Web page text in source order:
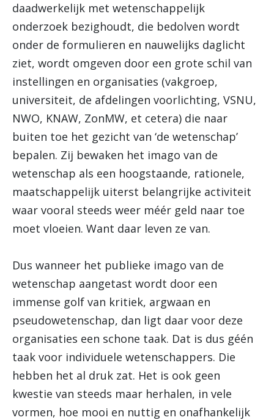
daadwerkelijk met wetenschappelijk
onderzoek bezighoudt, die bedolven wordt
onder de formulieren en nauwelijks daglicht
ziet, wordt omgeven door een grote schil van
instellingen en organisaties (vakgroep,
universiteit, de afdelingen voorlichting, VSNU,
NWO, KNAW, ZonMW, et cetera) die naar
buiten toe het gezicht van ‘de wetenschap’
bepalen. Zij bewaken het imago van de
wetenschap als een hoogstaande, rationele,
maatschappelijk uiterst belangrijke activiteit
waar vooral steeds weer méér geld naar toe
moet vloeien. Want daar leven ze van.
Dus wanneer het publieke imago van de
wetenschap aangetast wordt door een
immense golf van kritiek, argwaan en
pseudowetenschap, dan ligt daar voor deze
organisaties een schone taak. Dat is dus géén
taak voor individuele wetenschappers. Die
hebben het al druk zat. Het is ook geen
kwestie van steeds maar herhalen, in vele
vormen, hoe mooi en nuttig en onafhankelijk